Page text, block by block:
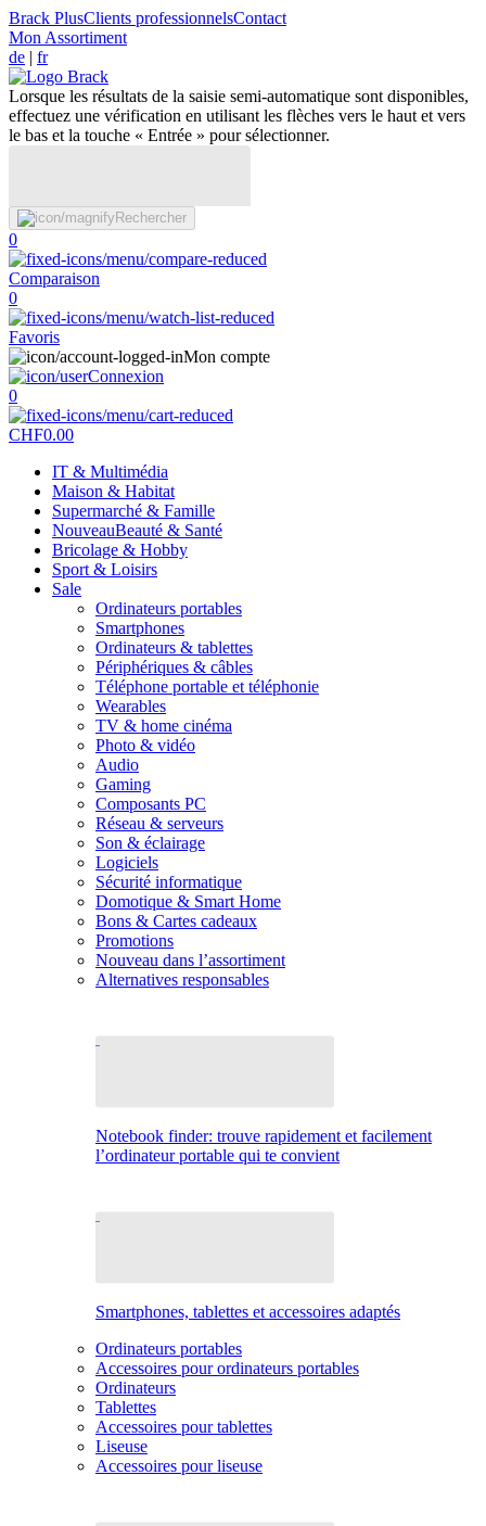
Brack PlusClients professionnelsContact
Mon Assortiment
de | fr
Lorsque les résultats de la saisie semi-automatique sont disponibles,
effectuez une vérification en utilisant les flèches vers le haut et vers
le bas et la touche « Entrée » pour sélectionner.
Rechercher
0
Comparaison
0
Favoris
Mon compte
Connexion
0
CHF0.00
IT & Multimédia
Maison & Habitat
Supermarché & Famille
NouveauBeauté & Santé
Bricolage & Hobby
Sport & Loisirs
Sale
Ordinateurs portables
Smartphones
Ordinateurs & tablettes
Périphériques & câbles
Téléphone portable et téléphonie
Wearables
TV & home cinéma
Photo & vidéo
Audio
Gaming
Composants PC
Réseau & serveurs
Son & éclairage
Logiciels
Sécurité informatique
Domotique & Smart Home
Bons & Cartes cadeaux
Promotions
Nouveau dans l’assortiment
Alternatives responsables
Notebook finder: trouve rapidement et facilement
l’ordinateur portable qui te convient
Smartphones, tablettes et accessoires adaptés
Ordinateurs portables
Accessoires pour ordinateurs portables
Ordinateurs
Tablettes
Accessoires pour tablettes
Liseuse
Accessoires pour liseuse